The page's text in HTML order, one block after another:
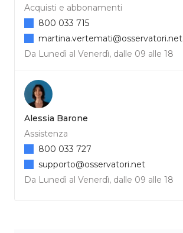
Acquisti e abbonamenti
Da Lunedì al Venerdì, dalle 09 alle 18
800 033 715
martina.vertemati@osservatori.net
Alessia Barone
Assistenza
Da Lunedì al Venerdì, dalle 09 alle 18
800 033 727
supporto@osservatori.net